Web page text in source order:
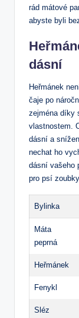
rád mátové
abyste byli
dásní
Heřmánek
čaje po
zejména díky
vlastnostem.
dásní a
nechat ho
dásní vašeho
pro psí
Bylinka
Máta
peprná
Heřmánek
Fenykl
Sléz